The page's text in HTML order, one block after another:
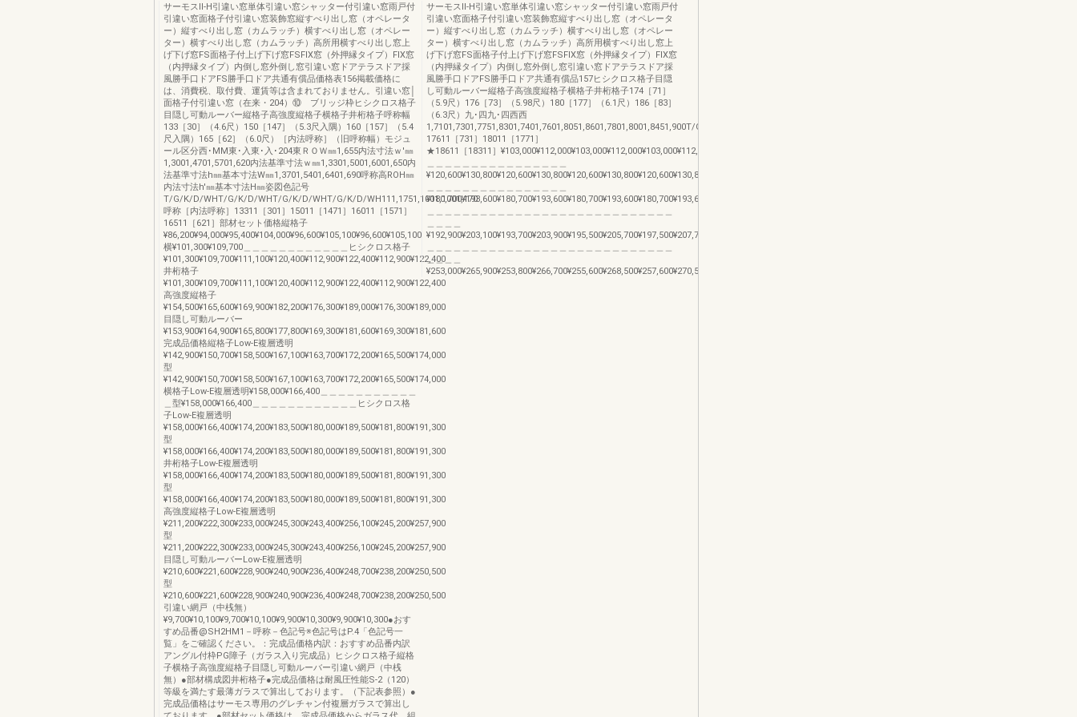
サーモスⅡ-H引違い窓単体引違い窓シャッター付引違い窓雨戸付
引違い窓面格子付引違い窓装飾窓縦すべり出し窓（オペレータ
ー）縦すべり出し窓（カムラッチ）横すべり出し窓（オペレー
ター）横すべり出し窓（カムラッチ）高所用横すべり出し窓上
げ下げ窓FS面格子付上げ下げ窓FSFIX窓（外押縁タイプ）FIX窓
（内押縁タイプ）内倒し窓外倒し窓引違い窓ドアテラスドア採
風勝手口ドアFS勝手口ドア共通有償品価格表156掲載価格に
は、消費税、取付費、運賃等は含まれておりません。引違い窓│
面格子付引違い窓（在来・204）⑩ ブリッジ枠ヒシクロス格子
目隠し可動ルーバー縦格子高強度縦格子横格子井桁格子呼称幅
133［30］（4.6尺）150［147］（5.3尺入隅）160［157］（5.4
尺入隅）165［62］（6.0尺）［内法呼称］（旧呼称幅）モジュ
ール区分西･MM東･入東･入･204東ＲＯＷ㎜1,655内法寸法ｗ'㎜
1,3001,4701,5701,620内法基準寸法ｗ㎜1,3301,5001,6001,650内
法基準寸法h㎜基本寸法W㎜1,3701,5401,6401,690呼称高ROH㎜
内法寸法h'㎜基本寸法H㎜姿図色記号
T/G/K/D/WHT/G/K/D/WHT/G/K/D/WHT/G/K/D/WH111,1751,1001,1001,170
呼称［内法呼称］13311［301］15011［1471］16011［1571］
16511［621］部材セット価格縦格子
¥86,200¥94,000¥95,400¥104,000¥96,600¥105,100¥96,600¥105,100
横¥101,300¥109,700＿＿＿＿＿＿＿＿＿＿＿＿ヒシクロス格子
¥101,300¥109,700¥111,100¥120,400¥112,900¥122,400¥112,900¥122,400
井桁格子
¥101,300¥109,700¥111,100¥120,400¥112,900¥122,400¥112,900¥122,400
高強度縦格子
¥154,500¥165,600¥169,900¥182,200¥176,300¥189,000¥176,300¥189,000
目隠し可動ルーバー
¥153,900¥164,900¥165,800¥177,800¥169,300¥181,600¥169,300¥181,600
完成品価格縦格子Low-E複層透明
¥142,900¥150,700¥158,500¥167,100¥163,700¥172,200¥165,500¥174,000
型
¥142,900¥150,700¥158,500¥167,100¥163,700¥172,200¥165,500¥174,000
横格子Low-E複層透明¥158,000¥166,400＿＿＿＿＿＿＿＿＿＿＿
＿型¥158,000¥166,400＿＿＿＿＿＿＿＿＿＿＿＿ヒシクロス格
子Low-E複層透明
¥158,000¥166,400¥174,200¥183,500¥180,000¥189,500¥181,800¥191,300
型
¥158,000¥166,400¥174,200¥183,500¥180,000¥189,500¥181,800¥191,300
井桁格子Low-E複層透明
¥158,000¥166,400¥174,200¥183,500¥180,000¥189,500¥181,800¥191,300
型
¥158,000¥166,400¥174,200¥183,500¥180,000¥189,500¥181,800¥191,300
高強度縦格子Low-E複層透明
¥211,200¥222,300¥233,000¥245,300¥243,400¥256,100¥245,200¥257,900
型
¥211,200¥222,300¥233,000¥245,300¥243,400¥256,100¥245,200¥257,900
目隠し可動ルーバーLow-E複層透明
¥210,600¥221,600¥228,900¥240,900¥236,400¥248,700¥238,200¥250,500
型
¥210,600¥221,600¥228,900¥240,900¥236,400¥248,700¥238,200¥250,500
引違い網戸（中桟無）
¥9,700¥10,100¥9,700¥10,100¥9,900¥10,300¥9,900¥10,300●おす
すめ品番@SH2HM1－呼称－色記号※色記号はP.4「色記号一
覧」をご確認ください。：完成品価格内訳：おすすめ品番内訳
アングル付枠PG障子（ガラス入り完成品）ヒシクロス格子縦格
子横格子高強度縦格子目隠し可動ルーバー引違い網戸（中桟
無）●部材構成図井桁格子●完成品価格は耐風圧性能S-2（120）
等級を満たす最薄ガラスで算出しております。（下記表参照）●
完成品価格はサーモス専用のグレチャン付複層ガラスで算出し
サーモスⅡ-H引違い窓単体引違い窓シャッター付引違い窓雨戸付
引違い窓面格子付引違い窓装飾窓縦すべり出し窓（オペレータ
ー）縦すべり出し窓（カムラッチ）横すべり出し窓（オペレー
ター）横すべり出し窓（カムラッチ）高所用横すべり出し窓上
げ下げ窓FS面格子付上げ下げ窓FSFIX窓（外押縁タイプ）FIX窓
（内押縁タイプ）内倒し窓外倒し窓引違い窓ドアテラスドア採
風勝手口ドアFS勝手口ドア共通有償品157ヒシクロス格子目隠
し可動ルーバー縦格子高強度縦格子横格子井桁格子174［71］
（5.9尺）176［73］（5.98尺）180［177］（6.1尺）186［83］
（6.3尺）九･四九･四西西
1,7101,7301,7751,8301,7401,7601,8051,8601,7801,8001,8451,900T/G/K/D/WHT/G/K/D/WHT/G/K/D/WHT/G/K/D/WH17411［711］
17611［731］18011［1771］
★18611［18311］¥103,000¥112,000¥103,000¥112,000¥103,000¥112,000¥103,000¥112,000
¥120,600¥130,800¥120,600¥130,800¥120,600¥130,800¥120,600¥130,800¥120,600¥130,800¥120,600¥130,800¥120,600¥130,800¥120,600¥130,800
＿＿＿＿